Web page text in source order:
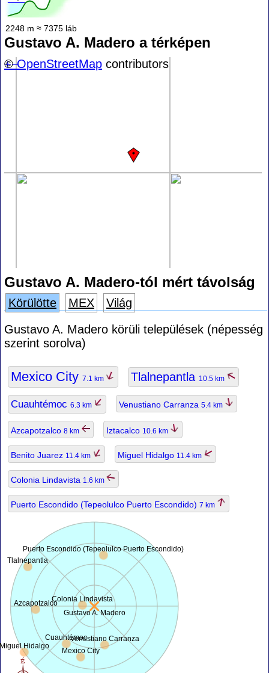
2248 m ≈ 7375 láb
Gustavo A. Madero a térképen
+−
©OpenStreetMap contributors
Gustavo A. Madero-tól mért távolság
Körülötte MEX
Világ
Gustavo A. Madero körüli települések (népesség
szerint sorolva)
Mexico City 7.1 km Tlalnepantla 10.5 km
Cuauhtémoc 6.3 km Venustiano Carranza 5.4 km
Azcapotzalco 8 km Iztacalco 10.6 km
Benito Juarez 11.4 km Miguel Hidalgo 11.4 km
Colonia Lindavista 1.6 km
Puerto Escondido (Tepeolulco Puerto Escondido) 7 km
Gustavo A. Madero
Mexico City
Tlalnepantla
CuauhtémocVenustiano Carranza
Azcapotzalco
Hidalgo
Colonia Lindavista
Puerto Escondido (Tepeolulco Puerto Escondido)